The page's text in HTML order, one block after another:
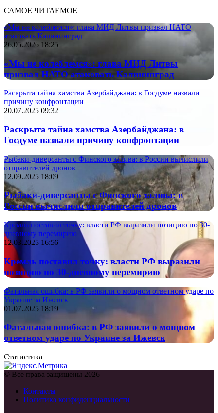
САМОЕ ЧИТАЕМОЕ
«Мы не колеблемся»: глава МИД Литвы призвал НАТО
атаковать Калининград
26.05.2026 18:25
«Мы не колеблемся»: глава МИД Литвы
призвал НАТО атаковать Калининград
Раскрыта тайна хамства Азербайджана: в Госдуме назвали
причину конфронтации
20.07.2025 09:32
Раскрыта тайна хамства Азербайджана: в
Госдуме назвали причину конфронтации
Рыбаки-диверсанты с Финского залива: в России вычислили
отправителей дронов
12.09.2025 18:09
Рыбаки-диверсанты с Финского залива: в
России вычислили отправителей дронов
Кремль поставил точку: власти РФ выразили позицию по 30-
дневному перемирию
12.03.2025 16:56
Кремль поставил точку: власти РФ выразили
позицию по 30-дневному перемирию
Фатальная ошибка: в РФ заявили о мощном ответном ударе по
Украине за Ижевск
01.07.2025 18:19
Фатальная ошибка: в РФ заявили о мощном
ответном ударе по Украине за Ижевск
Статистика
© Все права защищены 2026
Контакты
Политика конфиденциальности